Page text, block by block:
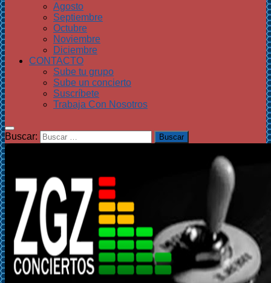
Agosto
Septiembre
Octubre
Noviembre
Diciembre
CONTACTO
Sube tu grupo
Sube un concierto
Suscríbete
Trabaja Con Nosotros
Buscar: